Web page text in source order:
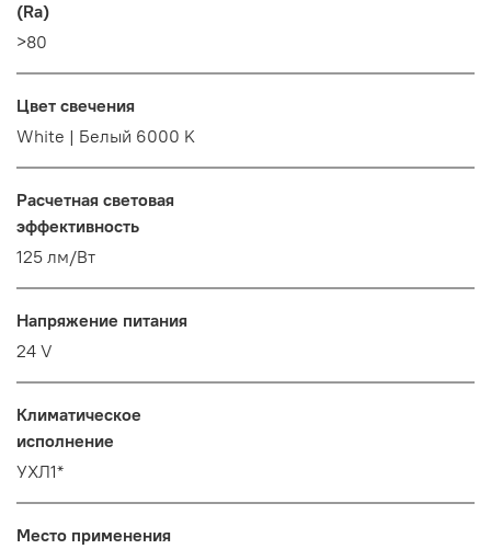
(Ra)
>80
Цвет свечения
White | Белый 6000 K
Расчетная световая
эффективность
125 лм/Вт
Напряжение питания
24 V
Климатическое
исполнение
УХЛ1*
Место применения